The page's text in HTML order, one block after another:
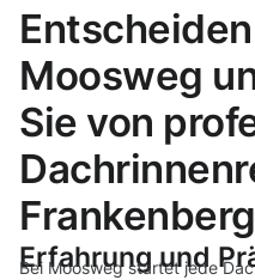
Moosweg
Sie von
Erfahrung und
Bei Moosweg startet jede